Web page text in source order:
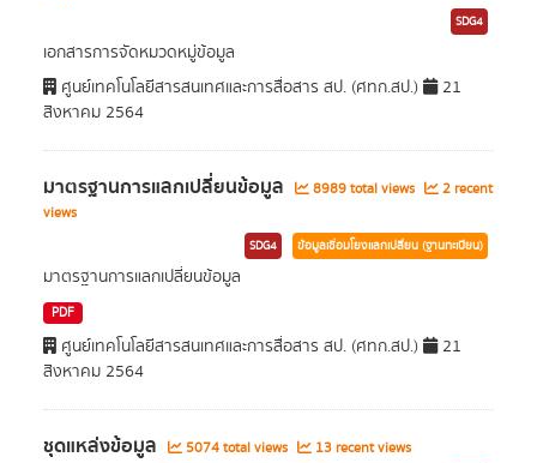
SDG4
เอกสารการจัดหมวดหมู่ข้อมูล
ศูนย์เทคโนโลยีสารสนเทศและการสื่อสาร สป. (ศทก.สป.)
21
สิงหาคม 2564
มาตรฐานการแลกเปลี่ยนข้อมูล 8989 total views
2 recent
views
SDG4 ข้อมูลเชื่อมโยงแลกเปลี่ยน (ฐานทะเบียน)
มาตรฐานการแลกเปลี่ยนข้อมูล
PDF
ศูนย์เทคโนโลยีสารสนเทศและการสื่อสาร สป. (ศทก.สป.)
21
สิงหาคม 2564
ชุดแหล่งข้อมูล 5074 total views 13 recent views